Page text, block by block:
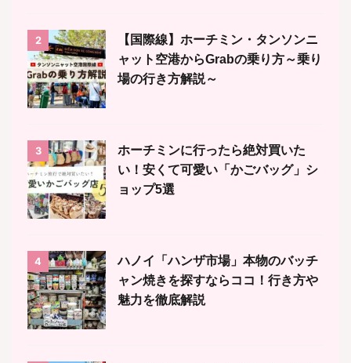
2
【国際線】ホーチミン・タンソンニ
ャット空港からGrabの乗り方～乗り
場の行き方解説～
3
ホーチミンに行ったら絶対買いた
い！安くて可愛い「かごバッグ」シ
ョップ5選
4
ハノイ「ハンザ市場」本物のバッチ
ャン焼きを探すならココ！行き方や
魅力を徹底解説